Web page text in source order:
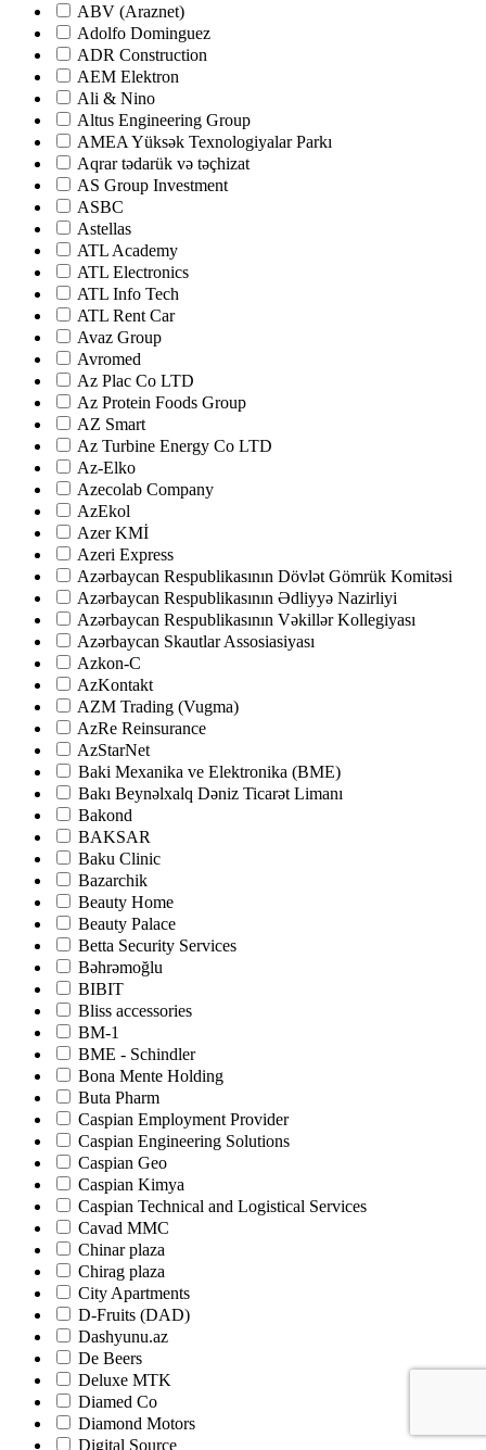
ABV (Araznet)
Adolfo Dominguez
ADR Construction
AEM Elektron
Ali & Nino
Altus Engineering Group
AMEA Yüksək Texnologiyalar Parkı
Aqrar tədarük və təçhizat
AS Group Investment
ASBC
Astellas
ATL Academy
ATL Electronics
ATL Info Tech
ATL Rent Car
Avaz Group
Avromed
Az Plac Co LTD
Az Protein Foods Group
AZ Smart
Az Turbine Energy Co LTD
Az-Elko
Azecolab Company
AzEkol
Azer KMİ
Azeri Express
Azərbaycan Respublikasının Dövlət Gömrük Komitəsi
Azərbaycan Respublikasının Ədliyyə Nazirliyi
Azərbaycan Respublikasının Vəkillər Kollegiyası
Azərbaycan Skautlar Assosiasiyası
Azkon-C
AzKontakt
AZM Trading (Vugma)
AzRe Reinsurance
AzStarNet
Baki Mexanika ve Elektronika (BME)
Bakı Beynəlxalq Dəniz Ticarət Limanı
Bakond
BAKSAR
Baku Clinic
Bazarchik
Beauty Home
Beauty Palace
Betta Security Services
Bəhrəmoğlu
BIBIT
Bliss accessories
BM-1
BME - Schindler
Bona Mente Holding
Buta Pharm
Caspian Employment Provider
Caspian Engineering Solutions
Caspian Geo
Caspian Kimya
Caspian Technical and Logistical Services
Cavad MMC
Chinar plaza
Chirag plaza
City Apartments
D-Fruits (DAD)
Dashyunu.az
De Beers
Deluxe MTK
Diamed Co
Diamond Motors
Digital Source